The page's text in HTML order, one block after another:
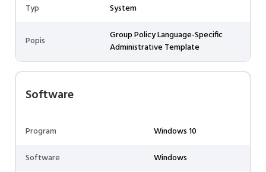
Typ
System
Popis
Group Policy Language-Specific
Administrative Template
Software
Program
Windows 10
Software
Windows